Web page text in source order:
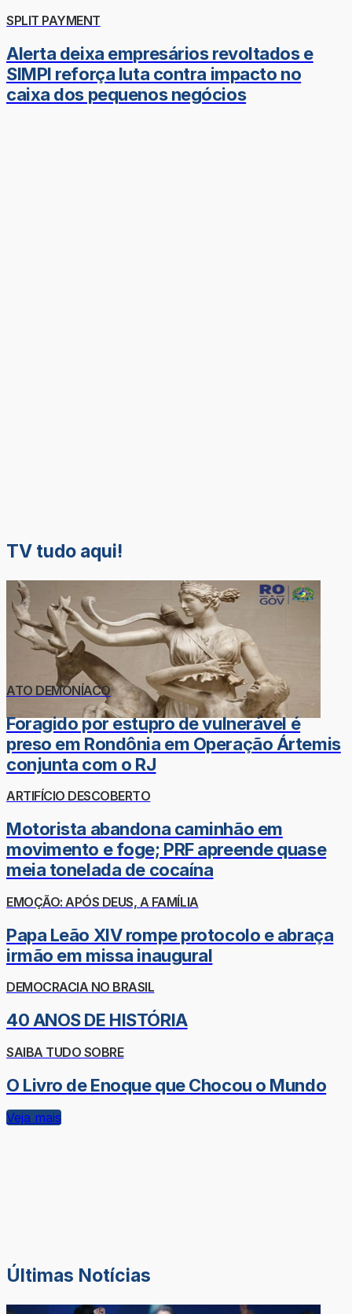
SPLIT PAYMENT
Alerta deixa empresários revoltados e
SIMPI reforça luta contra impacto no
caixa dos pequenos negócios
TV tudo aqui!
ATO DEMONÍACO
Foragido por estupro de vulnerável é
preso em Rondônia em Operação Ártemis
conjunta com o RJ
ARTIFÍCIO DESCOBERTO
Motorista abandona caminhão em
movimento e foge; PRF apreende quase
meia tonelada de cocaína
EMOÇÃO: APÓS DEUS, A FAMÍLIA
Papa Leão XIV rompe protocolo e abraça
irmão em missa inaugural
DEMOCRACIA NO BRASIL
40 ANOS DE HISTÓRIA
SAIBA TUDO SOBRE
O Livro de Enoque que Chocou o Mundo
Veja mais
Últimas Notícias